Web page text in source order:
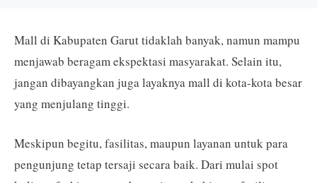
Mall di Kabupaten Garut tidaklah banyak, namun mampu
menjawab beragam ekspektasi masyarakat. Selain itu,
jangan dibayangkan juga layaknya mall di kota-kota besar
yang menjulang tinggi.
Meskipun begitu, fasilitas, maupun layanan untuk para
pengunjung tetap tersaji secara baik. Dari mulai spot